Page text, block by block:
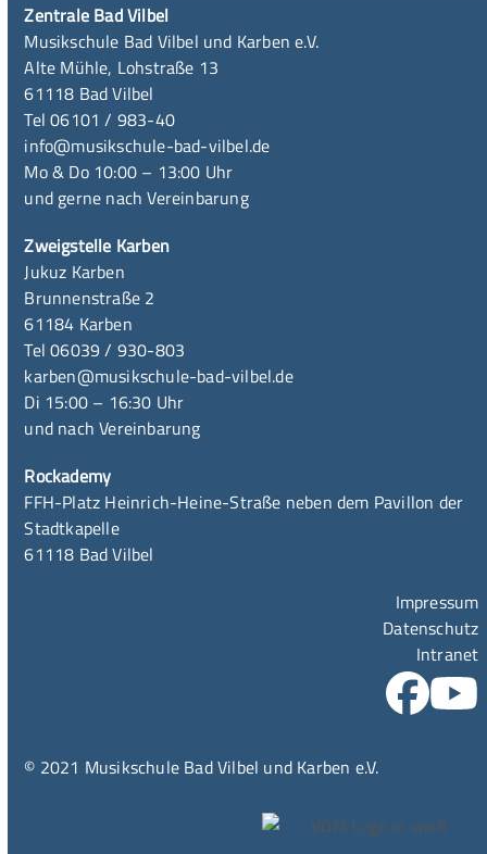
Zentrale Bad Vilbel
Musikschule Bad Vilbel und Karben e.V.
Alte Mühle, Lohstraße 13
61118 Bad Vilbel
Tel 06101 / 983-40
info@musikschule-bad-vilbel.de
Mo & Do 10:00 – 13:00 Uhr
und gerne nach Vereinbarung
Zweigstelle Karben
Jukuz Karben
Brunnenstraße 2
61184 Karben
Tel 06039 / 930-803
karben@musikschule-bad-vilbel.de
Di 15:00 – 16:30 Uhr
und nach Vereinbarung
Rockademy
FFH-Platz Heinrich-Heine-Straße neben dem Pavillon der
Stadtkapelle
61118 Bad Vilbel
Impressum
Datenschutz
Intranet
© 2021 Musikschule Bad Vilbel und Karben e.V.